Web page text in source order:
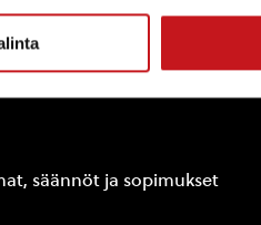
säännöt ja sopimukset